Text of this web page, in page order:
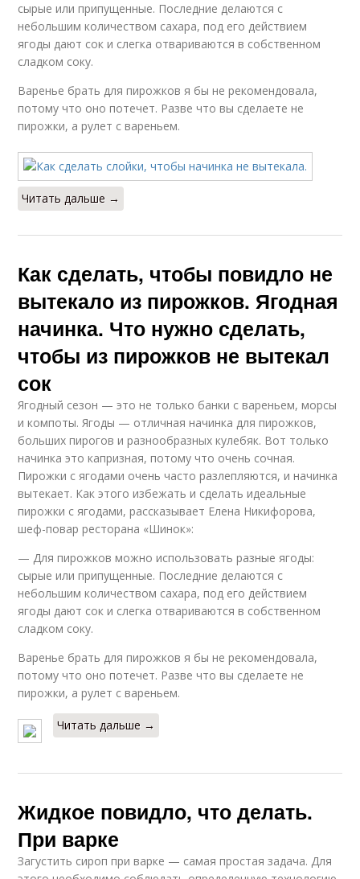
сырые или припущенные. Последние делаются с
небольшим количеством сахара, под его действием
ягоды дают сок и слегка отвариваются в собственном
сладком соку.
Варенье брать для пирожков я бы не рекомендовала,
потому что оно потечет. Разве что вы сделаете не
пирожки, а рулет с вареньем.
Читать дальше →
Как сделать, чтобы повидло не
вытекало из пирожков. Ягодная
начинка. Что нужно сделать,
чтобы из пирожков не вытекал
сок
Ягодный сезон — это не только банки с вареньем, морсы
и компоты. Ягоды — отличная начинка для пирожков,
больших пирогов и разнообразных кулебяк. Вот только
начинка это капризная, потому что очень сочная.
Пирожки с ягодами очень часто разлепляются, и начинка
вытекает. Как этого избежать и сделать идеальные
пирожки с ягодами, рассказывает Елена Никифорова,
шеф-повар ресторана «Шинок»:
— Для пирожков можно использовать разные ягоды:
сырые или припущенные. Последние делаются с
небольшим количеством сахара, под его действием
ягоды дают сок и слегка отвариваются в собственном
сладком соку.
Варенье брать для пирожков я бы не рекомендовала,
потому что оно потечет. Разве что вы сделаете не
пирожки, а рулет с вареньем.
Читать дальше →
Жидкое повидло, что делать.
При варке
Загустить сироп при варке — самая простая задача. Для